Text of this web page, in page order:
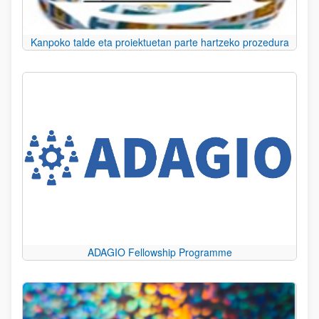
Kanpoko talde eta proiektuetan parte hartzeko prozedura
ADAGIO Fellowship Programme